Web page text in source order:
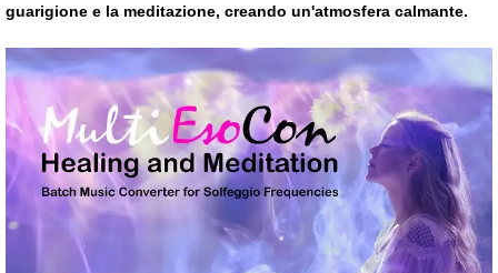
guarigione e la meditazione, creando un'atmosfera calmante.